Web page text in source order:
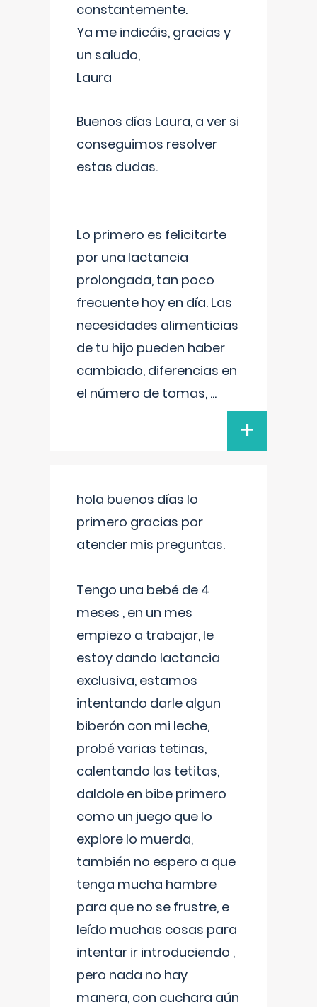
constantemente.
Ya me indicáis, gracias y
un saludo,
Laura
Buenos días Laura, a ver si
conseguimos resolver
estas dudas.
Lo primero es felicitarte
por una lactancia
prolongada, tan poco
frecuente hoy en día. Las
necesidades alimenticias
de tu hijo pueden haber
cambiado, diferencias en
el número de tomas, ...
+
hola buenos días lo
primero gracias por
atender mis preguntas.
Tengo una bebé de 4
meses , en un mes
empiezo a trabajar, le
estoy dando lactancia
exclusiva, estamos
intentando darle algun
biberón con mi leche,
probé varias tetinas,
calentando las tetitas,
daldole en bibe primero
como un juego que lo
explore lo muerda,
también no espero a que
tenga mucha hambre
para que no se frustre, e
leído muchas cosas para
intentar ir introduciendo ,
pero nada no hay
manera, con cuchara aún